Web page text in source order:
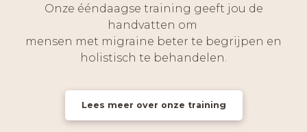
Onze ééndaagse training geeft jou de
handvatten om
mensen met migraine beter te begrijpen en
holistisch te behandelen.
Lees meer over onze training